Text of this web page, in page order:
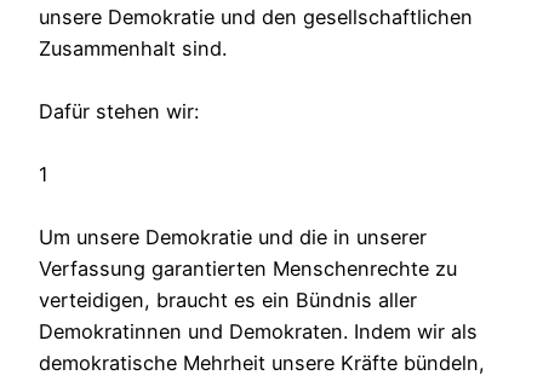
unsere Demokratie und den gesellschaftlichen
Zusammenhalt sind.
Dafür stehen wir:
1
Um unsere Demokratie und die in unserer
Verfassung garantierten Menschenrechte zu
verteidigen, braucht es ein Bündnis aller
Demokratinnen und Demokraten. Indem wir als
demokratische Mehrheit unsere Kräfte bündeln,